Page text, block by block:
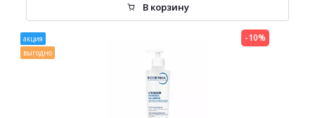
В корзину
акция
выгодно
-10%